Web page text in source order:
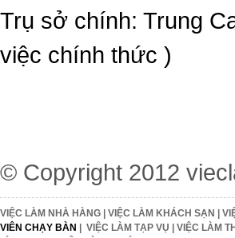
Trụ sở chính: Trung
việc chính thức )
© Copyright 2012
VIỆC LÀM NHÀ HÀNG | VIỆC LÀM KHÁCH SẠN |
VIÊN CHẠY BÀN | VIỆC LÀM TẠP VỤ | VIỆC LÀM